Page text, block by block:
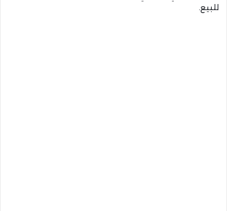
للبيع.